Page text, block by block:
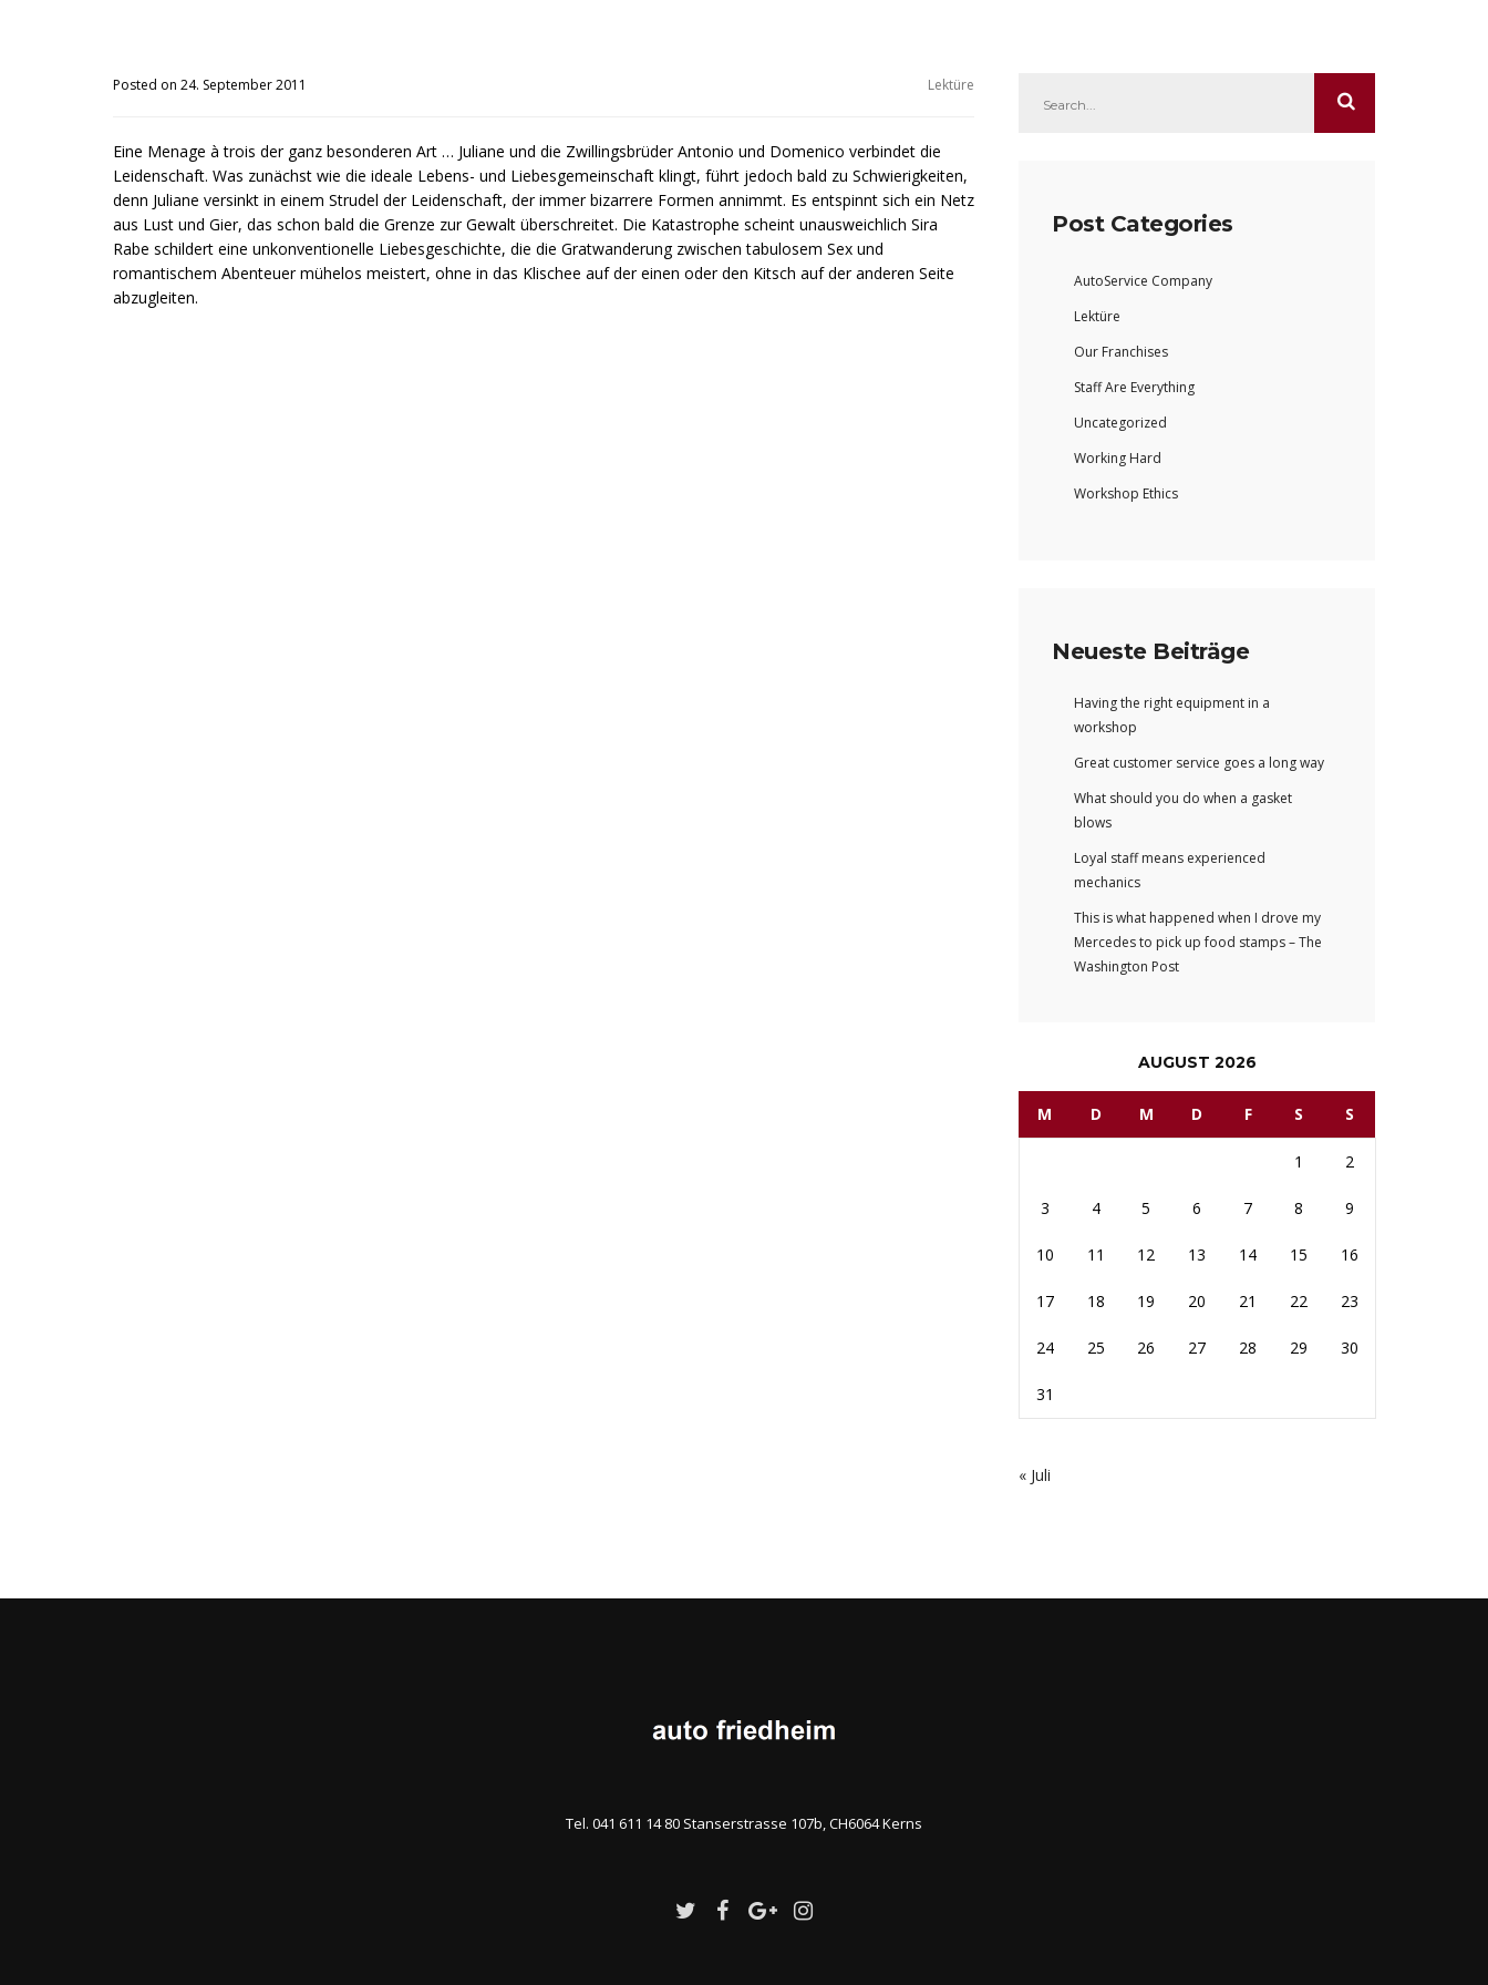
Posted on 24. September 2011 Lektüre
Eine Menage à trois der ganz besonderen Art … Juliane und die Zwillingsbrüder Antonio und Domenico verbindet die
Leidenschaft. Was zunächst wie die ideale Lebens- und Liebesgemeinschaft klingt, führt jedoch bald zu Schwierigkeiten,
denn Juliane versinkt in einem Strudel der Leidenschaft, der immer bizarrere Formen annimmt. Es entspinnt sich ein Netz
aus Lust und Gier, das schon bald die Grenze zur Gewalt überschreitet. Die Katastrophe scheint unausweichlich Sira
Rabe schildert eine unkonventionelle Liebesgeschichte, die die Gratwanderung zwischen tabulosem Sex und
romantischem Abenteuer mühelos meistert, ohne in das Klischee auf der einen oder den Kitsch auf der anderen Seite
abzugleiten.
Post Categories
AutoService Company
Lektüre
Our Franchises
Staff Are Everything
Uncategorized
Working Hard
Workshop Ethics
Neueste Beiträge
Having the right equipment in a
workshop
Great customer service goes a long way
What should you do when a gasket
blows
Loyal staff means experienced
mechanics
This is what happened when I drove my
Mercedes to pick up food stamps – The
Washington Post
AUGUST 2026
M D M D F S S
1 2
3 4 5 6 7 8 9
10 11 12 13 14 15 16
17 18 19 20 21 22 23
24 25 26 27 28 29 30
31
« Juli
Tel. 041 611 14 80 Stanserstrasse 107b, CH6064 Kerns